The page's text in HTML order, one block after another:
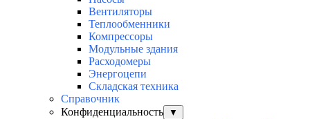
Вентиляторы
Теплообменники
Компрессоры
Модульные здания
Расходомеры
Энергоцепи
Складская техника
Справочник
Конфиденциальность
▼